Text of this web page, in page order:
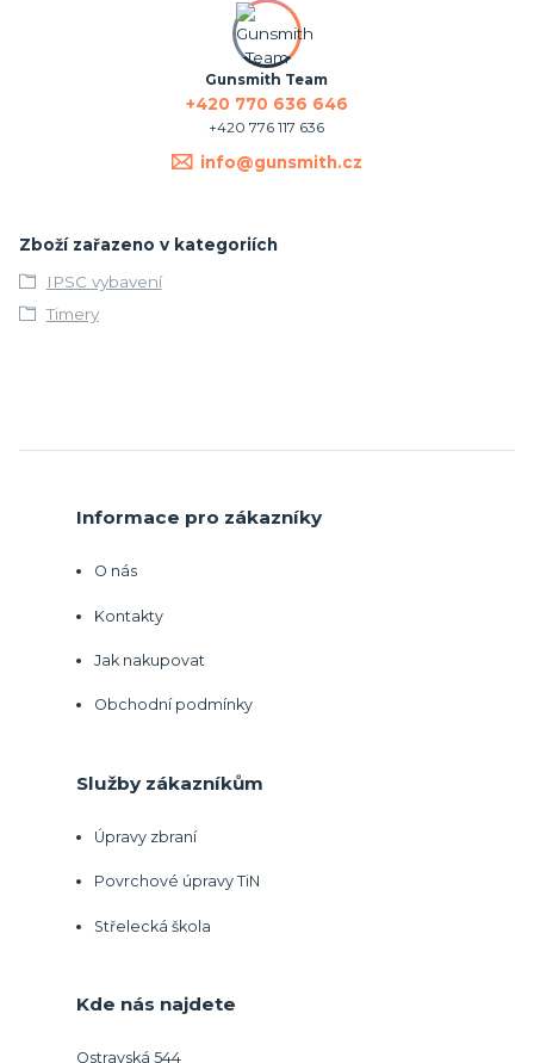
Gunsmith Team
+420 770 636 646
+420 776 117 636
info@gunsmith.cz
Zboží zařazeno v kategoriích
IPSC vybavení
Timery
Informace pro zákazníky
O nás
Kontakty
Jak nakupovat
Obchodní podmínky
Služby zákazníkům
Úpravy zbraní
Povrchové úpravy TiN
Střelecká škola
Kde nás najdete
Ostravská 544